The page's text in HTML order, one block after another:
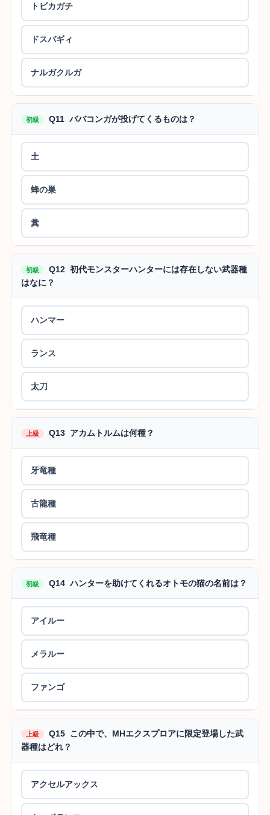
トビカガチ
ドスバギィ
ナルガクルガ
初級 Q11 ババコンガが投げてくるものは？
土
蜂の巣
糞
初級
Q12 初代モンスターハンターには存在しない武器種
はなに？
ハンマー
ランス
太刀
上級 Q13 アカムトルムは何種？
牙竜種
古龍種
飛竜種
初級 Q14 ハンターを助けてくれるオトモの猫の名前は？
アイルー
メラルー
ファンゴ
上級
Q15 この中で、MHエクスプロアに限定登場した武
器種はどれ？
アクセルアックス